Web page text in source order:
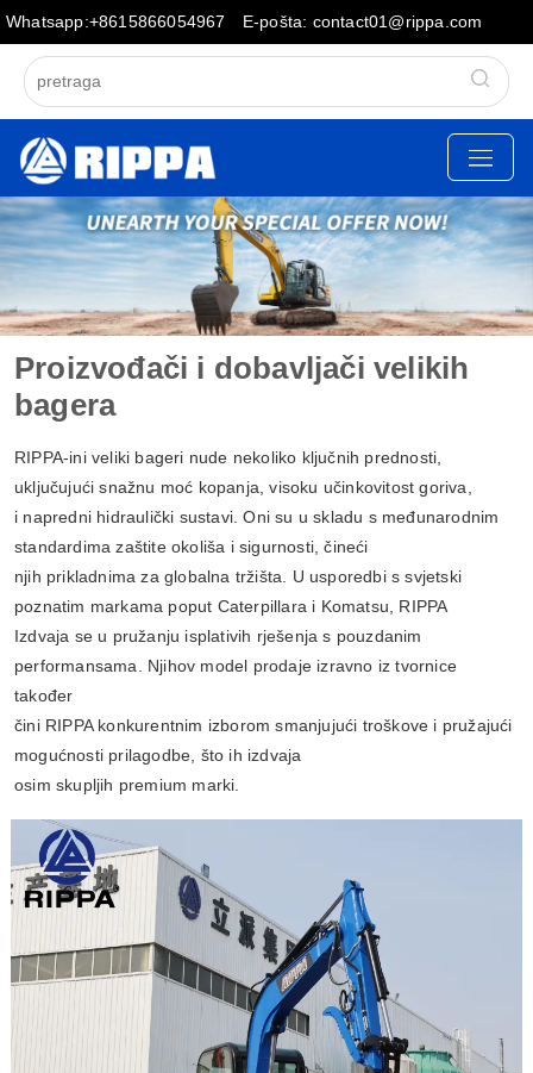
Whatsapp:+8615866054967 E-pošta: contact01@rippa.com
Proizvođači i dobavljači velikih
bagera
RIPPA-ini veliki bageri nude nekoliko ključnih prednosti,
uključujući snažnu moć kopanja, visoku učinkovitost goriva,
i napredni hidraulički sustavi. Oni su u skladu s međunarodnim
standardima zaštite okoliša i sigurnosti, čineći
njih prikladnima za globalna tržišta. U usporedbi s svjetski
poznatim markama poput Caterpillara i Komatsu, RIPPA
Izdvaja se u pružanju isplativih rješenja s pouzdanim
performansama. Njihov model prodaje izravno iz tvornice
također
čini RIPPA konkurentnim izborom smanjujući troškove i pružajući
mogućnosti prilagodbe, što ih izdvaja
osim skupljih premium marki.